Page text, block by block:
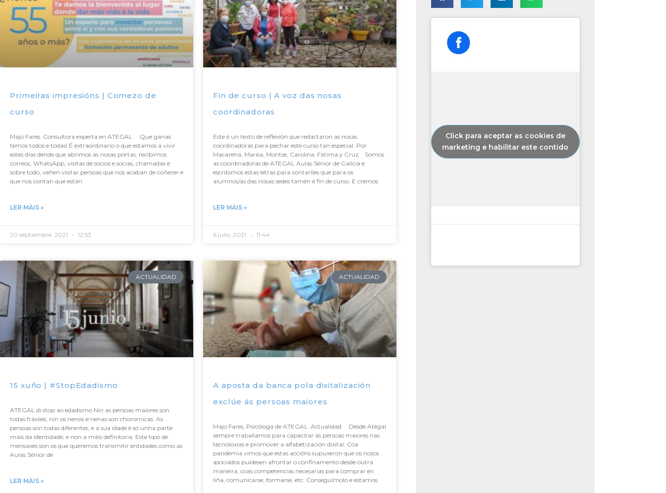
Primeiras impresións | Comezo de
curso
Majo Fares. Consultora experta en ATEGAL Que ganas
temos todos e todas! É extraordinario o que estamos a vivir
estes días dende que abrimos as nosas portas: recibimos
correos, WhatsApp, visitas de socios e socias, chamadas e
sobre todo, veñen visitar persoas que nos acaban de coñecer e
que nos contan que están
LER MÀIS »
20 septiembre, 2021 12:53
Fin de curso | A voz das nosas
coordinadoras
Este é un texto de reflexión que redactaron as nosas
coordinadoras para pechar este curso tan especial. Por
Macarena, Marisa, Montse, Carolina, Fátima y Cruz. Somos
as coordinadoras de ATEGAL Aulas Sénior de Galicia e
escribimos estas letras para contarlles que para os
alumnos/as das nosas sedes tamén é fin de curso. E cremos
LER MÀIS »
6 julio, 2021 11:44
ACTUALIDAD
15 xuño | #StopEdadismo
ATEGAL di stop ao edadismo Nin as persoas maiores son
todas fráxiles, nin os nenos e nenas son choromicas. As
persoas son todas diferentes, e a súa idade é só unha parte
máis da identidade, e non a máis definitoria. Este tipo de
mensaxes son os que queremos transmitir entidades como as
Aulas Sénior de
LER MÀIS »
ACTUALIDAD
A aposta da banca pola dixitalización
exclúe ás persoas maiores
Majo Fares, Psicóloga de ATEGAL. Actualidad Desde Ategal
sempre traballamos para capacitar ás persoas maiores nas
tecnoloxías e promover a alfabetización dixital. Coa
pandemia vimos que estas accións supuxeron que os nosos
asociados puidesen afrontar o confinamento desde outra
maneira, coas competencias necesarias para comprar en
liña, comunicarse, formarse, etc. Conseguímolo e estamos
Click para aceptar as cookies de
marketing e habilitar este contido